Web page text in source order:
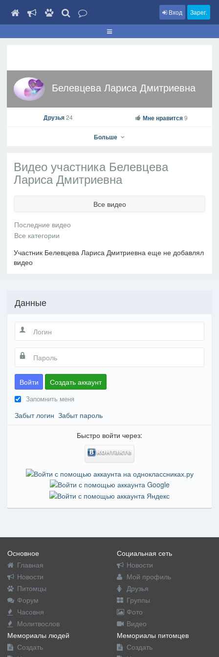
Вход Зарег.
Белевцева Лариса Дмитриевна
Друзья24 Мне нравится 9
Больше
Видео участника Белевцева
Лариса Дмитриевна
Все видео
Участник Белевцева Лариса Дмитриевна еще не добавлял
видео
Данные
Войти Создать аккаунт
Запомнить меня
Забыт логин Забыт пароль
Быстро войти через:
Основное
Главная
Новости
Питомцы
Форум
Часовня
Молитвослов
Социальная сеть
Новости
Мой профиль
Друзья
Группы
Фото
Видео
Мемориалы людей
Создать
Мемориалы питомцев
Создать